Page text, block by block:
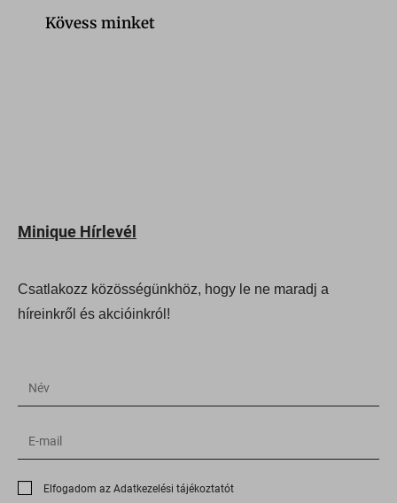
Kövess minket
Minique Hírlevél
Csatlakozz közösségünkhöz, hogy le ne maradj a
híreinkről és akcióinkról!
Elfogadom az Adatkezelési tájékoztatót